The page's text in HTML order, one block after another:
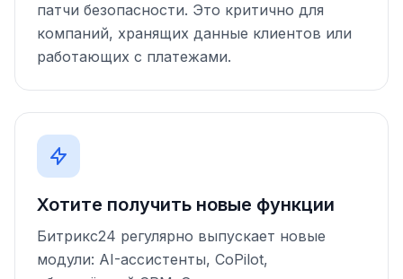
патчи безопасности. Это критично для
компаний, хранящих данные клиентов или
работающих с платежами.
Хотите получить новые функции
Битрикс24 регулярно выпускает новые
модули: AI-ассистенты, CoPilot,